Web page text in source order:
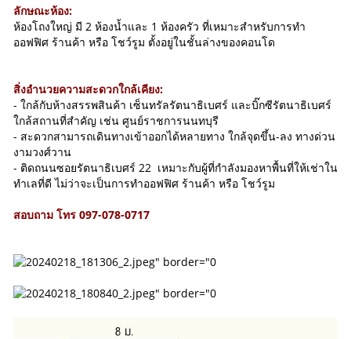
ลักษณะห้อง:
ห้องโถงใหญ่ มี 2 ห้องน้ำและ 1 ห้องครัว ที่เหมาะสำหรับการทำ
ออฟฟิศ ร้านค้า หรือ โชว์รูม ตั้งอยู่ในชั้นล่างของคอนโด
สิ่งอำนวยความสะดวกใกล้เคียง:
- ใกล้กับห้างสรรพสินค้า เซ็นทรัลรัตนาธิเบศร์ และบิ๊กซีรัตนาธิเบศร์
ใกล้สถานที่สำคัญ เช่น ศูนย์ราชการนนทบุรี
- สะดวกสามารถเดินทางเข้าออกได้หลายทาง ใกล้จุดขึ้น-ลง ทางด่วน
งามวงศ์วาน
- ติดถนนซอยรัตนาธิเบศร์ 22 เหมาะกับผู้ที่กำลังมองหาพื้นที่ให้เช่าใน
ทำเลที่ดี ไม่ว่าจะเป็นการทำออฟฟิศ ร้านค้า หรือ โชว์รูม
สอบถาม โทร 097-078-0717